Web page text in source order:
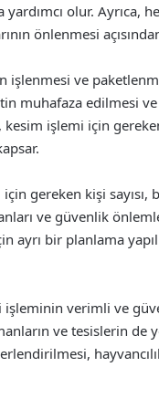
olur. Ayrıca,
önlenmesi
işlenmesi ve
muhafaza edilmesi
işlemi için
gereken kişi sayısı,
ve güvenlik
ayrı bir planlama
işleminin verimli ve
ve tesislerin